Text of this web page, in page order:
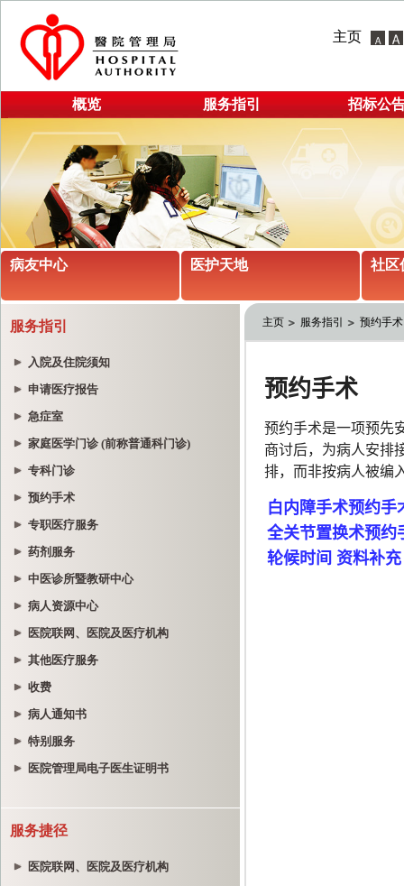
主页
概览 服务指引 招标公
病友中心 医护天地 社区
服务指引
入院及住院须知
申请医疗报告
急症室
家庭医学门诊 (前称普通科门诊)
专科门诊
预约手术
专职医疗服务
药剂服务
中医诊所暨教研中心
病人资源中心
医院联网、医院及医疗机构
其他医疗服务
收费
病人通知书
特别服务
医院管理局电子医生证明书
服务捷径
医院联网、医院及医疗机构
主页 服务指引 预约手术